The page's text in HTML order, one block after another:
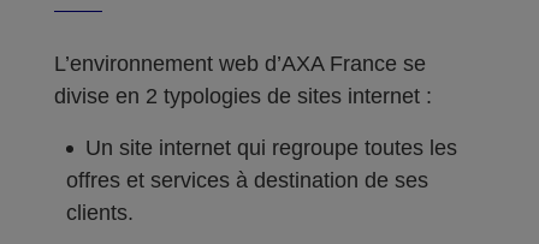
L’environnement web d’AXA France se
divise en 2 typologies de sites internet :
Un site internet qui regroupe toutes les
offres et services à destination de ses
clients.